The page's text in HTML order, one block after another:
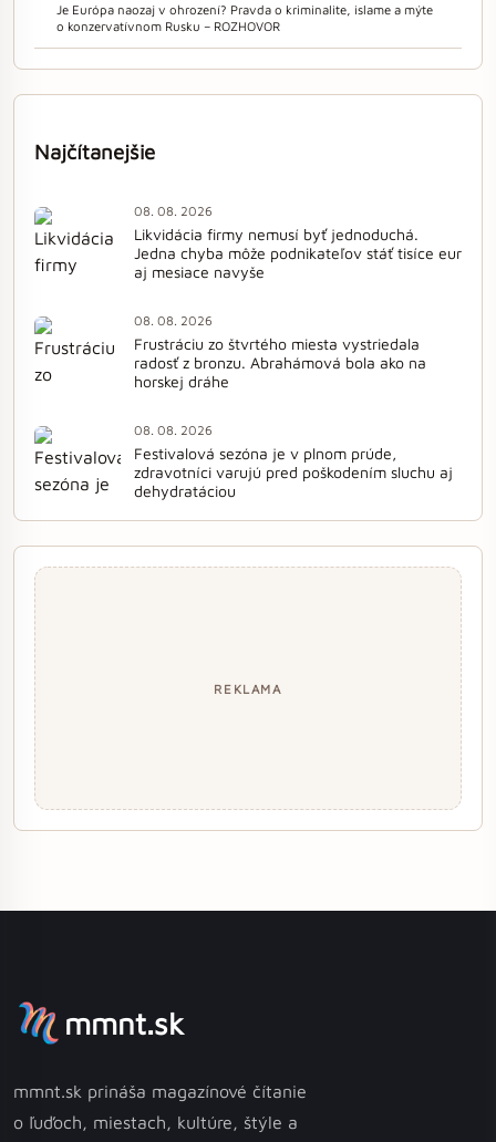
Je Európa naozaj v ohrození? Pravda o kriminalite, islame a mýte
o konzervatívnom Rusku – ROZHOVOR
Najčítanejšie
08. 08. 2026
Likvidácia firmy nemusí byť jednoduchá.
Jedna chyba môže podnikateľov stáť tisíce eur
aj mesiace navyše
08. 08. 2026
Frustráciu zo štvrtého miesta vystriedala
radosť z bronzu. Abrahámová bola ako na
horskej dráhe
08. 08. 2026
Festivalová sezóna je v plnom prúde,
zdravotníci varujú pred poškodením sluchu aj
dehydratáciou
REKLAMA
mmnt.sk
mmnt.sk prináša magazínové čítanie
o ľuďoch, miestach, kultúre, štýle a